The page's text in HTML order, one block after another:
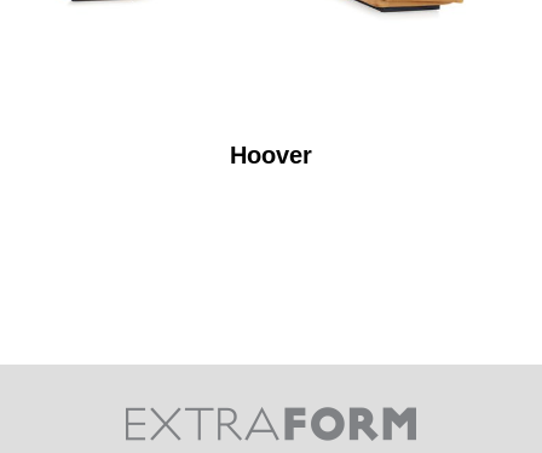
Hoover